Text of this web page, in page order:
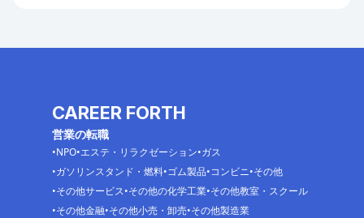
CAREER FORTH
営業の転職
NPO エステ・リラクゼーション ガス
ガソリンスタンド・燃料 ゴム製品 コンビニ その他
その他サービス その他の化学工業 その他教室・スクール
その他金融 その他小売・卸売 その他製造業